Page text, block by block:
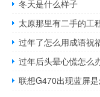
冬天是什么样子
太原那里有二手的工
过年了怎么用成语祝
过年后头晕心慌怎么
联想G470出现蓝屏